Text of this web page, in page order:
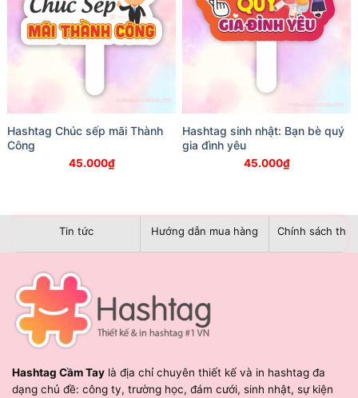
Hashtag Chúc sếp mãi Thành
Công
45.000₫
Hashtag sinh nhật: Bạn bè quý
gia đình yêu
45.000₫
Tin tức Hướng dẫn mua hàng Chính sách
Hashtag Cầm Tay là địa chỉ chuyên thiết kế và in hashtag đa
dạng chủ đề: công ty, trường học, đám cưới, sinh nhật, sự kiện